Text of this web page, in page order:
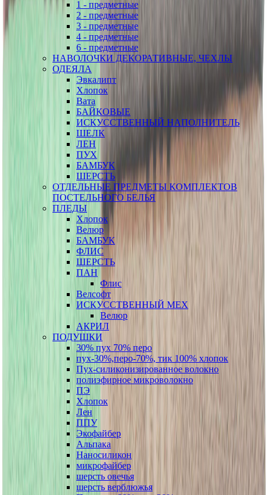
1 - предметные
2 - предметные
3 - предметные
4 - предметные
6 - предметные
НАВОЛОЧКИ ДЕКОРАТИВНЫЕ, ЧЕХЛЫ
ОДЕЯЛА
Эвкалипт
Хлопок
Вата
БАЙКОВЫЕ
ИСКУССТВЕННЫЙ НАПОЛНИТЕЛЬ
ШЕЛК
ЛЕН
ПУХ
БАМБУК
ШЕРСТЬ
ОТДЕЛЬНЫЕ ПРЕДМЕТЫ КОМПЛЕКТОВ
ПОСТЕЛЬНОГО БЕЛЬЯ
ПЛЕДЫ
Хлопок
Велюр
БАМБУК
ФЛИС
ШЕРСТЬ
ПАН
Флис
Велсофт
ИСКУССТВЕННЫЙ МЕХ
Велюр
АКРИЛ
ПОДУШКИ
30% пух 70% перо
пух-30%,перо-70%, тик 100% хлопок
Пух-силиконизированное волокно
полиэфирное микроволокно
ПЭ
Хлопок
Лен
ППУ
Экофайбер
Альпака
Наносиликон
микрофайбер
шерсть овечья
шерсть верблюжья